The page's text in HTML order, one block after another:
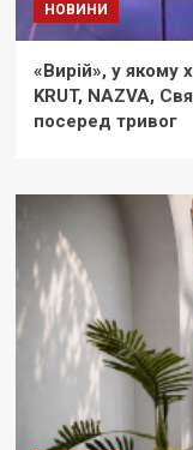
НОВИНИ
«Вирій», у якому
KRUT, NAZVA,
посеред тривог